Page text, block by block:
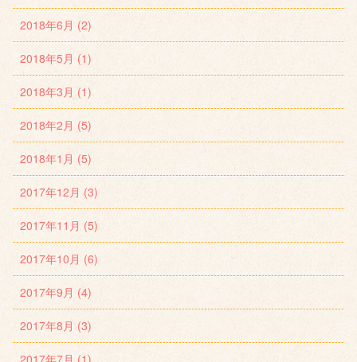
2018年6月 (2)
2018年5月 (1)
2018年3月 (1)
2018年2月 (5)
2018年1月 (5)
2017年12月 (3)
2017年11月 (5)
2017年10月 (6)
2017年9月 (4)
2017年8月 (3)
2017年7月 (1)